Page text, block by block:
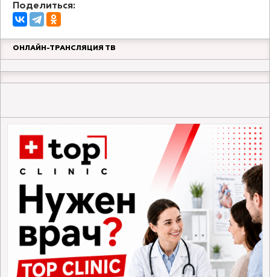
Поделиться:
ОНЛАЙН-ТРАНСЛЯЦИЯ ТВ